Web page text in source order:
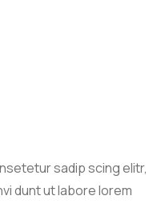
sadip scing elitr,
dunt ut labore lorem